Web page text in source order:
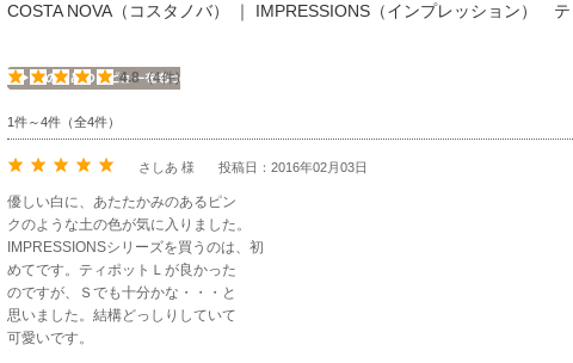
COSTA NOVA（コスタノバ） ｜ IMPRESSIONS（インプレッション）
4.8 (4件)
1件～4件（全4件）
さしあ 様 投稿日：2016年02月03日
優しい白に、あたたかみのあるピン
クのような土の色が気に入りました。
IMPRESSIONSシリーズを買うのは、初
めてです。ティポットＬが良かった
のですが、Ｓでも十分かな・・・と
思いました。結構どっしりしていて
可愛いです。